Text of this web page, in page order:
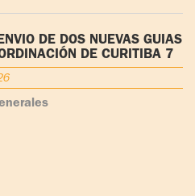
DE DOS NUEVAS GUÍAS
DE CURITIBA 7